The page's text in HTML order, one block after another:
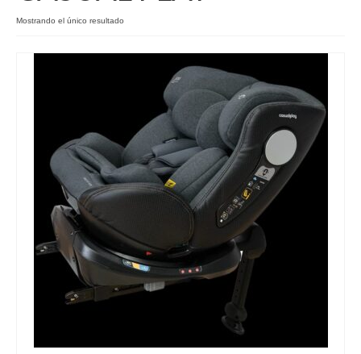
Mostrando el único resultado